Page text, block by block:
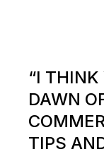
“I THINK
DAWN
TIPS